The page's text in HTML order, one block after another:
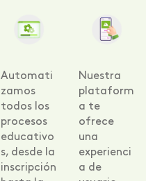
Automati
zamos
todos los
procesos
educativo
s, desde la
inscripción
Nuestra
plataform
a te
ofrece
una
experienci
a de